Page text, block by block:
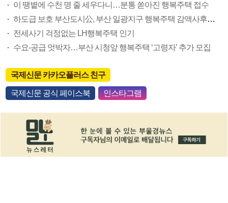
이 땡볕에 수천 명 줄 세우다니…분통 쏟아진 행복주택 접수
하도급 보호 부산도시公, 부산 일광지구 행복주택 감액사후확인제 첫 적용
전세사기 걱정없는 LH행복주택 인기
수요-공급 엇박자…부산 시청앞 행복주택 ‘고령자’ 추가 모집
국제신문 카카오플러스 친구
국제신문 공식 페이스북 인스타그램